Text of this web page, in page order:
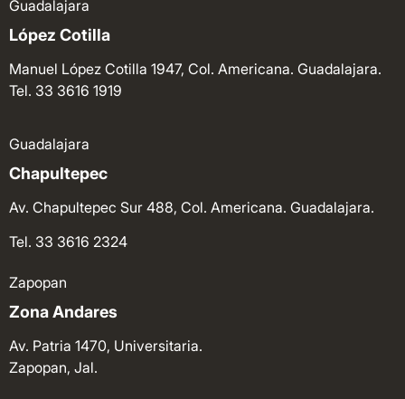
Guadalajara
López Cotilla
Manuel López Cotilla 1947, Col. Americana. Guadalajara.
Tel. 33 3616 1919
Guadalajara
Chapultepec
Av. Chapultepec Sur 488, Col. Americana. Guadalajara.
Tel. 33 3616 2324
Zapopan
Zona Andares
Av. Patria 1470, Universitaria.
Zapopan, Jal.